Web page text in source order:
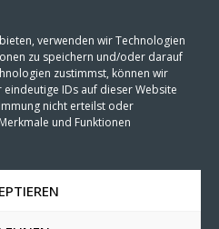
verwenden wir Technologien
zu speichern und/oder darauf
zustimmst, können wir
IDs auf dieser Website
nicht erteilst oder
und Funktionen